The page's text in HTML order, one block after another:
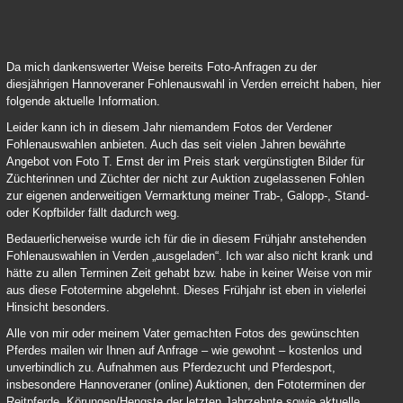
Verden Online Fohlenauktion 2021 03
Da mich dankenswerter Weise bereits Foto-Anfragen zu der
diesjährigen Hannoveraner Fohlenauswahl in Verden erreicht haben, hier
folgende aktuelle Information.
Leider kann ich in diesem Jahr niemandem Fotos der Verdener
Fohlenauswahlen anbieten. Auch das seit vielen Jahren bewährte
Angebot von Foto T. Ernst der im Preis stark vergünstigten Bilder für
Züchterinnen und Züchter der nicht zur Auktion zugelassenen Fohlen
zur eigenen anderweitigen Vermarktung meiner Trab-, Galopp-, Stand-
oder Kopfbilder fällt dadurch weg.
Bedauerlicherweise wurde ich für die in diesem Frühjahr anstehenden
Fohlenauswahlen in Verden „ausgeladen“. Ich war also nicht krank und
hätte zu allen Terminen Zeit gehabt bzw. habe in keiner Weise von mir
aus diese Fototermine abgelehnt. Dieses Frühjahr ist eben in vielerlei
Hinsicht besonders.
Alle von mir oder meinem Vater gemachten Fotos des gewünschten
Pferdes mailen wir Ihnen auf Anfrage – wie gewohnt – kostenlos und
unverbindlich zu. Aufnahmen aus Pferdezucht und Pferdesport,
insbesondere Hannoveraner (online) Auktionen, den Fototerminen der